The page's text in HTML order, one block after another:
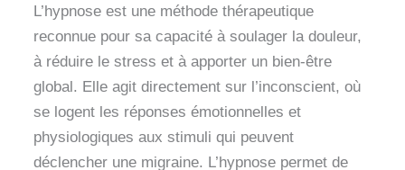
L’hypnose est une méthode thérapeutique
reconnue pour sa capacité à soulager la douleur,
à réduire le stress et à apporter un bien-être
global. Elle agit directement sur l’inconscient, où
se logent les réponses émotionnelles et
physiologiques aux stimuli qui peuvent
déclencher une migraine. L’hypnose permet de